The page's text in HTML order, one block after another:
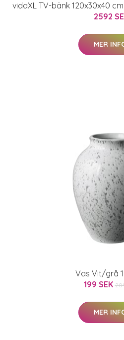
vidaXL TV-bänk 120x30x40
2592
MER
Vas Vit/grå
199 SEK
MER